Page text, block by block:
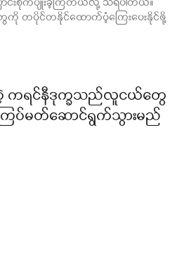
ောင်းစိုက်ပျိုးခဲ့ကြတယ်လို့ သိရပါတယ်။
ေကို တပိုင်တနိုင်ထောက်ပံ့ကြေးပေးနိုင်ဖို့
ကရင်နီဒုက္ခသည်လူငယ်တွေ
ြပ်မတ်ဆောင်ရွက်သွားမည်